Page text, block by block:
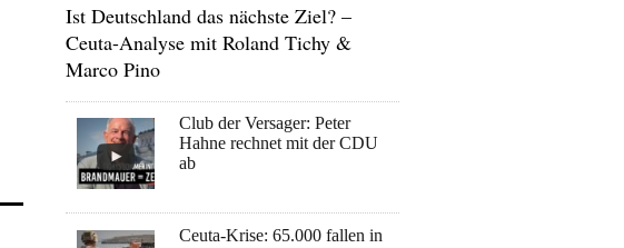
Ist Deutschland das nächste Ziel? –
Ceuta-Analyse mit Roland Tichy &
Marco Pino
Club der Versager: Peter
Hahne rechnet mit der CDU
ab
Ceuta-Krise: 65.000 fallen in